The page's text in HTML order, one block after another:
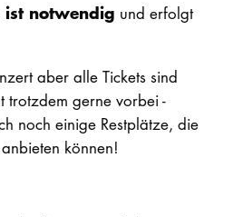
ist notwendig und erfolgt
aber alle Tickets sind
trotzdem gerne vorbei -
noch einige Restplätze, die
können!